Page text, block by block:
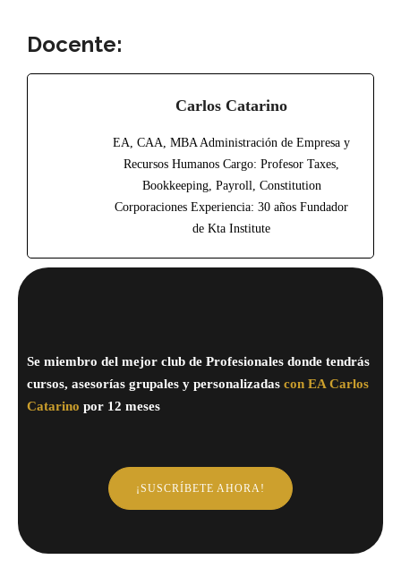
Docente:
Carlos Catarino
EA, CAA, MBA Administración de Empresa y
Recursos Humanos Cargo: Profesor Taxes,
Bookkeeping, Payroll, Constitution
Corporaciones Experiencia: 30 años Fundador
de Kta Institute
Se miembro del mejor club de Profesionales donde tendrás
cursos, asesorías grupales y personalizadas con EA Carlos
Catarino por 12 meses
¡SUSCRÍBETE AHORA!